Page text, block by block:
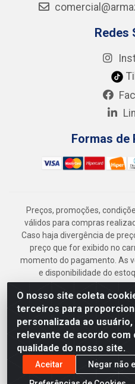
O nosso site coleta
terceiros para
personalizada ao
relevante de acordo
qualidade do nosso site.
Aceitar
Negar não
Redes
Formas de
Preços, promoções,
válidos para compras
Caso haja divergência de
preço que for exibido no
momento do pagamento. As
e disponibilidade do
meramente
Armazém Jenipapo
LTDA - Rua das Flores, 2691
52.291-630 -